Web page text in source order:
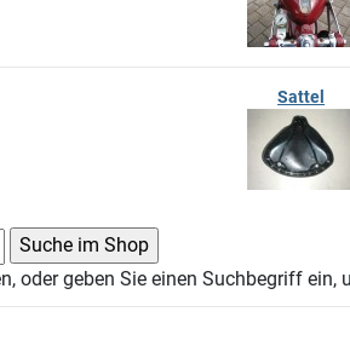
Sattel
oder geben Sie einen Suchbegriff